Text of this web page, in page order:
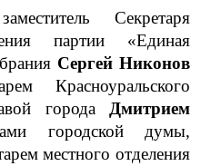
Секретаря
партии «Единая
Сергей Никонов
Красноуральского
города Дмитрием
городской думы,
местного отделения